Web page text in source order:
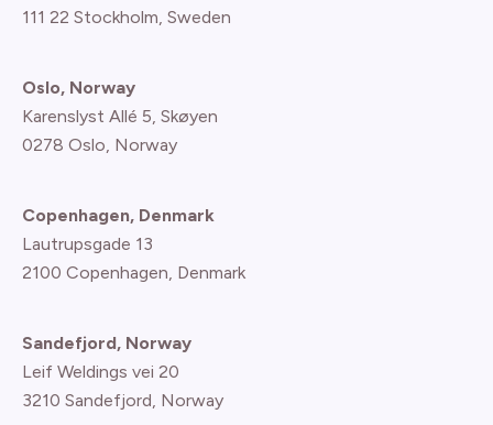
111 22 Stockholm, Sweden
Oslo, Norway
Karenslyst Allé 5, Skøyen
0278 Oslo, Norway
Copenhagen, Denmark
Lautrupsgade 13
2100 Copenhagen , Denmark
Sandefjord, Norway
Leif Weldings vei 20
3210 Sandefjord, Norway